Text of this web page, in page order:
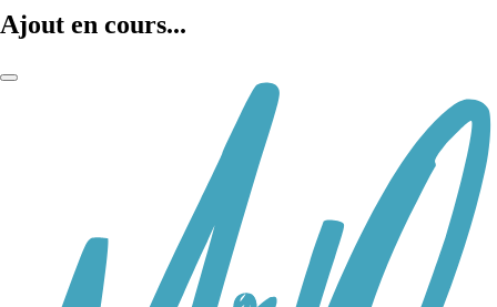
Ajout en cours...